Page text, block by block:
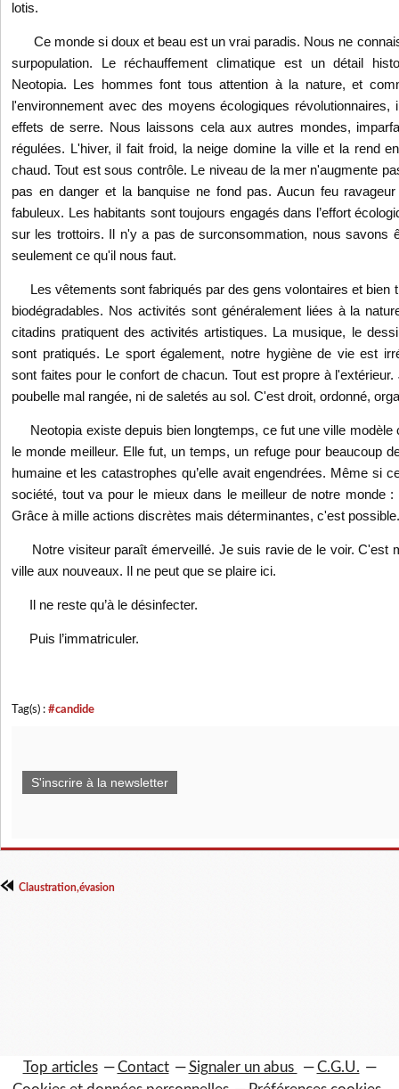
lotis.
Ce monde si doux et beau est un vrai paradis. Nous ne
surpopulation. Le réchauffement climatique est un détail
Neotopia. Les hommes font tous attention à la nature, et
l'environnement avec des moyens écologiques
effets de serre. Nous laissons cela aux autres mondes,
régulées. L'hiver, il fait froid, la neige domine la ville et la rend
chaud. Tout est sous contrôle. Le niveau de la mer n'augmente
pas en danger et la banquise ne fond pas. Aucun feu
fabuleux. Les habitants sont toujours engagés dans l’effort
sur les trottoirs. Il n'y a pas de surconsommation, nous savons
seulement ce qu'il nous faut.
Les vêtements sont fabriqués par des gens volontaires et bien
biodégradables. Nos activités sont généralement liées à la
citadins pratiquent des activités artistiques. La musique, le
sont pratiqués. Le sport également, notre hygiène de vie est
sont faites pour le confort de chacun. Tout est propre à
poubelle mal rangée, ni de saletés au sol. C'est droit, ordonné,
Neotopia existe depuis bien longtemps, ce fut une ville modèle
le monde meilleur. Elle fut, un temps, un refuge pour beaucoup
humaine et les catastrophes qu’elle avait engendrées. Même si
société, tout va pour le mieux dans le meilleur de notre monde
Grâce à mille actions discrètes mais déterminantes, c'est possible.
Notre visiteur paraît émerveillé. Je suis ravie de le voir. C'est
ville aux nouveaux. Il ne peut que se plaire ici.
Il ne reste qu’à le désinfecter.
Puis l’immatriculer.
Tag(s) : #candide
S'inscrire à la newsletter
Claustration,évasion
Top articles Contact Signaler un abus
C.G.U.